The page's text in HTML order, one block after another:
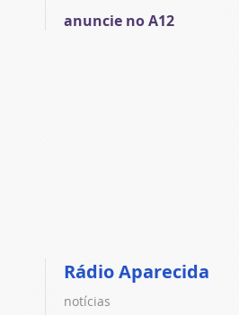
anuncie no A12
Rádio Aparecida
notícias